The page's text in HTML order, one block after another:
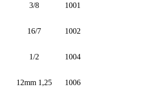
3/8 1001
16/7 1002
1/2 1004
12mm 1,25 1006